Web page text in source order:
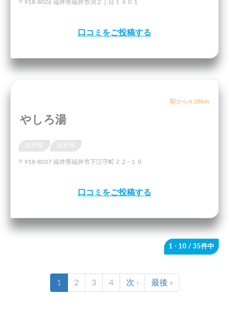
〒918-8026 福井県福井市渕２丁目１４０１
口コミをご投稿する
駅から4.38km
やしろ湯
〒918-8037 福井県福井市下江守町２２−１９
口コミをご投稿する
1 - 10 / 35件中
1 2 3 4 次 › 最後 »